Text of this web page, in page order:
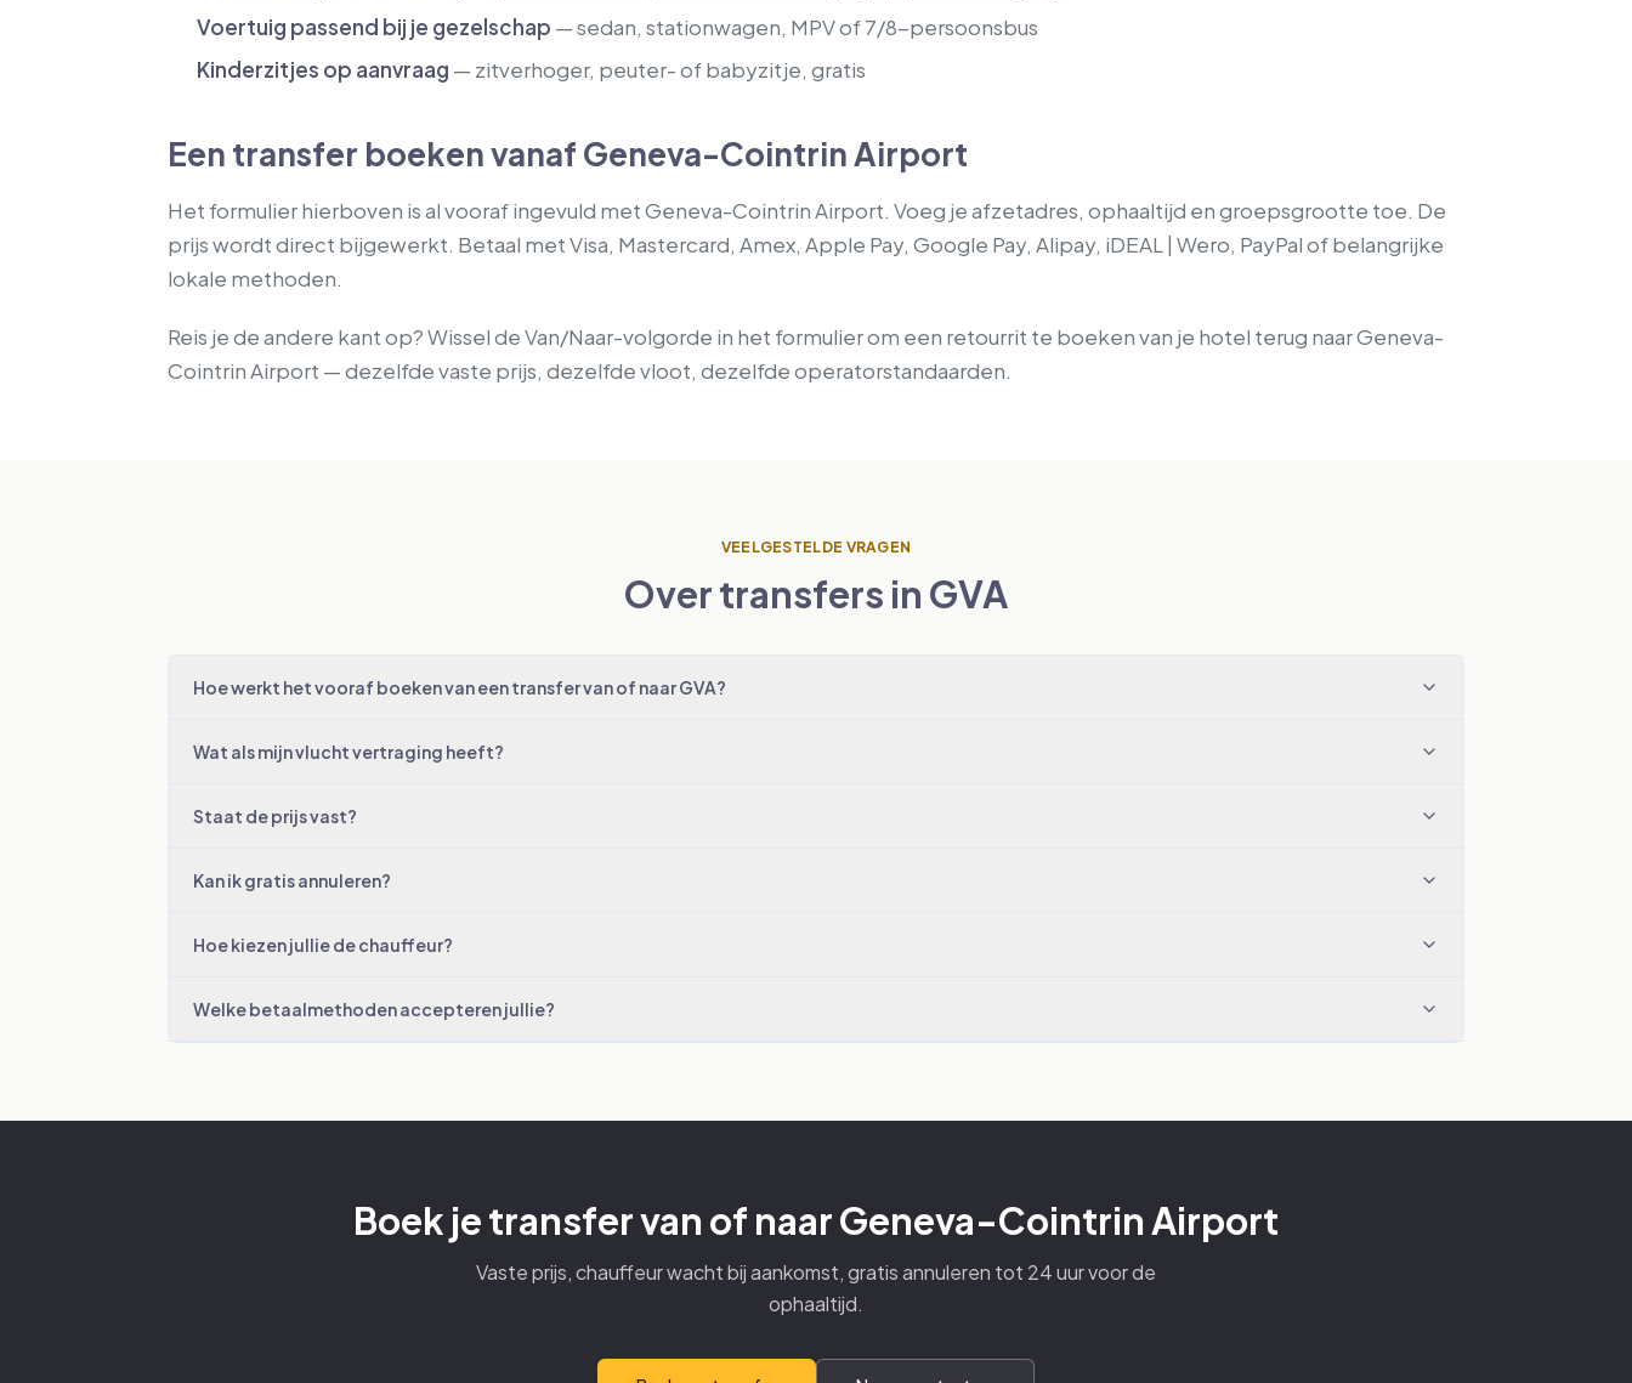
Voertuig passend bij je gezelschap — sedan, stationwagen, MPV of 7/8-persoonsbus
Kinderzitjes op aanvraag — zitverhoger, peuter- of babyzitje, gratis
Een transfer boeken vanaf Geneva-Cointrin Airport
Het formulier hierboven is al vooraf ingevuld met Geneva-Cointrin Airport. Voeg je afzetadres, ophaaltijd en groepsgrootte toe. De
prijs wordt direct bijgewerkt. Betaal met Visa, Mastercard, Amex, Apple Pay, Google Pay, Alipay, iDEAL | Wero, PayPal of belangrijke
lokale methoden.
Reis je de andere kant op? Wissel de Van/Naar-volgorde in het formulier om een retourrit te boeken van je hotel terug naar Geneva-
Cointrin Airport — dezelfde vaste prijs, dezelfde vloot, dezelfde operatorstandaarden.
VEELGESTELDE VRAGEN
Over transfers in GVA
Hoe werkt het vooraf boeken van een transfer van of naar GVA?
Wat als mijn vlucht vertraging heeft?
Staat de prijs vast?
Kan ik gratis annuleren?
Hoe kiezen jullie de chauffeur?
Welke betaalmethoden accepteren jullie?
Boek je transfer van of naar Geneva-Cointrin Airport
Vaste prijs, chauffeur wacht bij aankomst, gratis annuleren tot 24 uur voor de
ophaaltijd.